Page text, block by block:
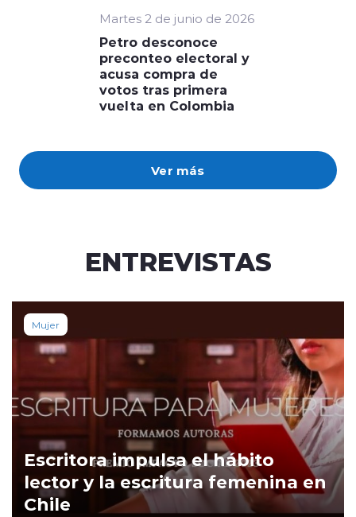
Ver más
Martes 2 de junio de 2026
Petro desconoce
preconteo electoral y
acusa compra de
votos tras primera
vuelta en Colombia
ENTREVISTAS
Mujer
Escritora impulsa el hábito
lector y la escritura femenina en
Chile